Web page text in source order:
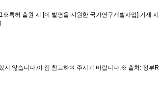
특허 출원 시 [이 발명을 지원한 국가연구개발사업] 기재 시
지 않습니다.이 점 참고하여 주시기 바랍니다.※ 출처: 정부R